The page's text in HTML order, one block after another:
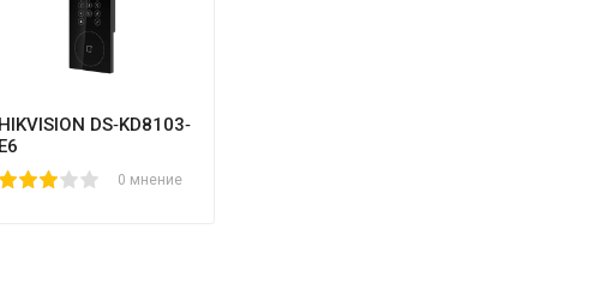
HIKVISION DS‐KD8103‐
E6
0 мнение